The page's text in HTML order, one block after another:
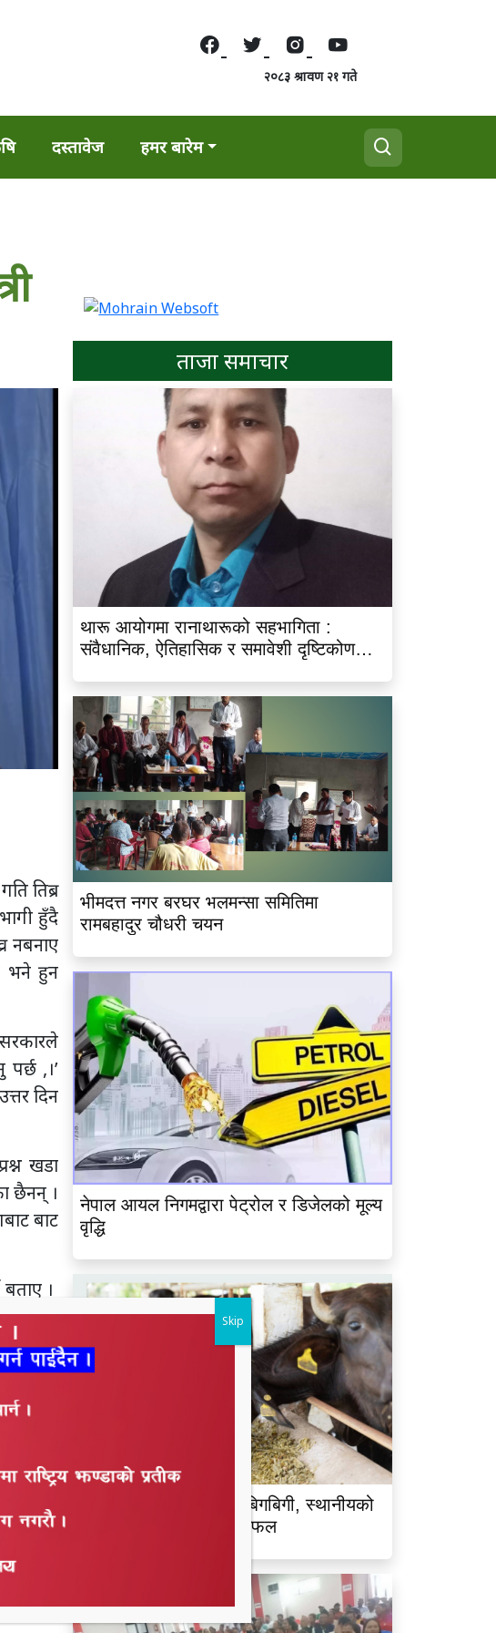
२०८३ श्रावण २१ गते
दस्तावेज हमर बारेम
तिब्र
हुँदै
नबनाए
भने हुन
,।’
दिन
खडा
छैनन् ।
बाट
।
भने
दशरथ
यि
।
जोखन
अवको
यदी
ताजा समाचार
थारू आयोगमा रानाथारूको सहभागिता :
संवैधानिक, ऐतिहासिक र समावेशी दृष्टिकोणबाट
भीमदत्त नगर बरघर भलमन्सा समितिमा
रामबहादुर चौधरी चयन
नेपाल आयल निगमद्वारा पेट्रोल र डिजेलको मूल्य
वृद्धि
लालझाडीमा भैंसी चोरीको बिगबिगी, स्थानीयको
सक्रियतापछि चोर भाग्न सफल
Skip